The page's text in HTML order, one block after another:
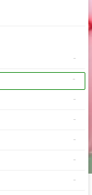
-
-
-
-
-
-
-